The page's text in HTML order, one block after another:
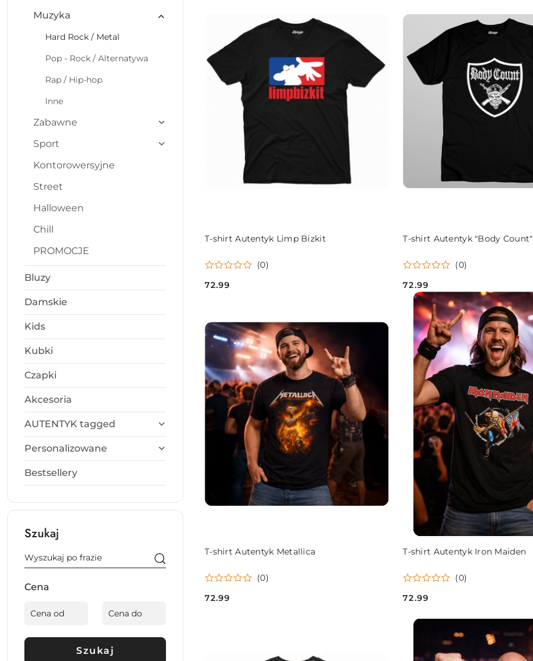
Muzyka
Hard Rock / Metal
Pop - Rock / Alternatywa
Rap / Hip-hop
Inne
Zabawne
Sport
Kontorowersyjne
Street
Halloween
Chill
PROMOCJE
Bluzy
Damskie
Kids
Kubki
Czapki
Akcesoria
AUTENTYK tagged
Personalizowane
Bestsellery
Szukaj
Cena
Szukaj
T-shirt Autentyk Limp Bizkit
(0)
Cena:
72.99
DO KOSZYKA T-shirt Autentyk "Body Count"
(0)
Cena:
72.99
DO KOSZYKA
T-shirt Autentyk Metallica
(0)
Cena:
72.99
DO KOSZYKA T-shirt Autentyk Iron Maiden
(0)
Cena:
72.99
DO KOSZYKA